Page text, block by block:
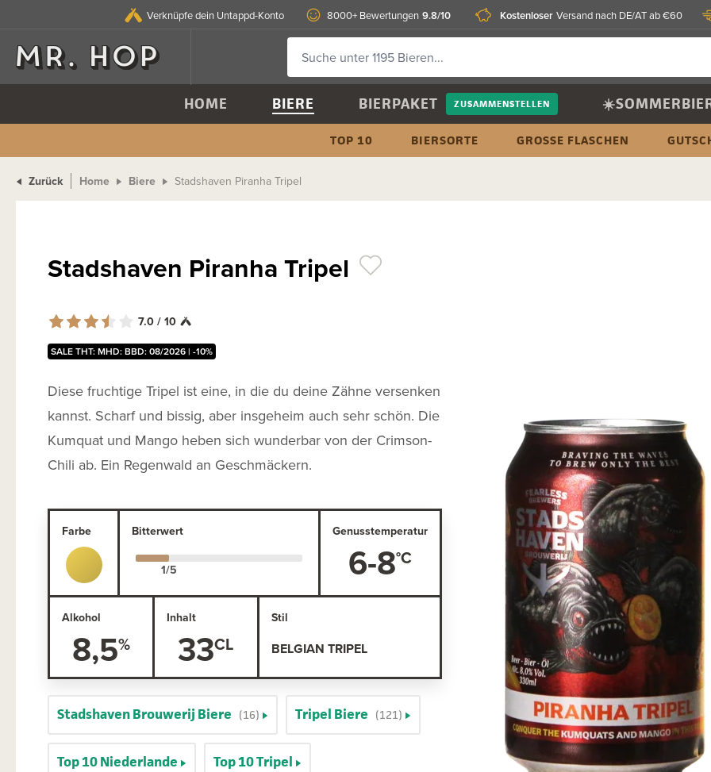
Verknüpfe dein Untappd-Konto 8000+ Bewertungen 9.8/10 Kostenloser Versand nach DE/AT ab €60
HOME BIERE BIERPAKET ZUSAMMENSTELLEN
TOP 10 BIERSORTE GROSSE FLASCHEN
Zurück Home Biere Stadshaven Piranha Tripel
Stadshaven Piranha Tripel
7.0 / 10
SALE THT: MHD: BBD: 08/2026 | -10%
Diese fruchtige Tripel ist eine, in die du deine Zähne versenken
kannst. Scharf und bissig, aber insgeheim auch sehr schön. Die
Kumquat und Mango heben sich wunderbar von der Crimson-
Chili ab. Ein Regenwald an Geschmäckern.
Farbe Bitterwert Genusstemperatur
6-8
Alkohol
8,5
Inhalt
33
Stil
BELGIAN TRIPEL
Stadshaven Brouwerij Biere (16) Tripel Biere (121)
Top 10 Niederlande Top 10 Tripel